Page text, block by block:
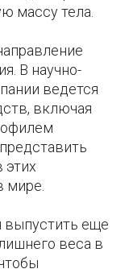
массу тела.
В научно-
ведется
включая
этих
мире.
еще
веса в